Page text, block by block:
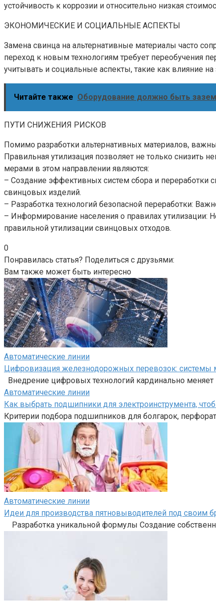
устойчивость к коррозии и относительно низкая
ЭКОНОМИЧЕСКИЕ И СОЦИАЛЬНЫЕ АСПЕКТЫ
Замена свинца на альтернативные материалы часто
переход к новым технологиям требует переобучения
учитывать и социальные аспекты, такие как влияние
Читайте также Оборудование должно быть
ПУТИ СНИЖЕНИЯ РИСКОВ
Помимо разработки альтернативных материалов,
Правильная утилизация позволяет не только
мерами в этом направлении являются:
– Создание эффективных систем сбора и переработки
свинцовых изделий.
– Разработка технологий безопасной переработки:
– Информирование населения о правилах
правильной утилизации свинцовых отходов.
0
Понравилась статья? Поделиться с друзьями:
Вам также может быть интересно
Автоматические линии
Цифровизация железнодорожных перевозок: системы
Внедрение цифровых технологий кардинально
Автоматические линии
Как выбрать подшипники для электроинструмента,
Критерии подбора подшипников для болгарок,
Автоматические линии
Идеи для производства пятновыводителей под своим
Разработка уникальной формулы Создание